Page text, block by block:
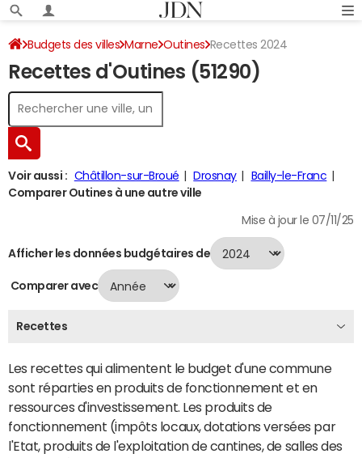
Budgets des villes Marne Outines Recettes 2024
Recettes d'Outines (51290)
Voir aussi : Châtillon-sur-Broué Drosnay
Bailly-le-Franc
Comparer Outines à une autre ville
Mise à jour le 07/11/25
Afficher les données budgétaires de
Comparer avec
Recettes
Les recettes qui alimentent le budget d'une commune
sont réparties en produits de fonctionnement et en
ressources d'investissement. Les produits de
fonctionnement (impôts locaux, dotations versées par
l'Etat, produits de l'exploitation de cantines, de salles des